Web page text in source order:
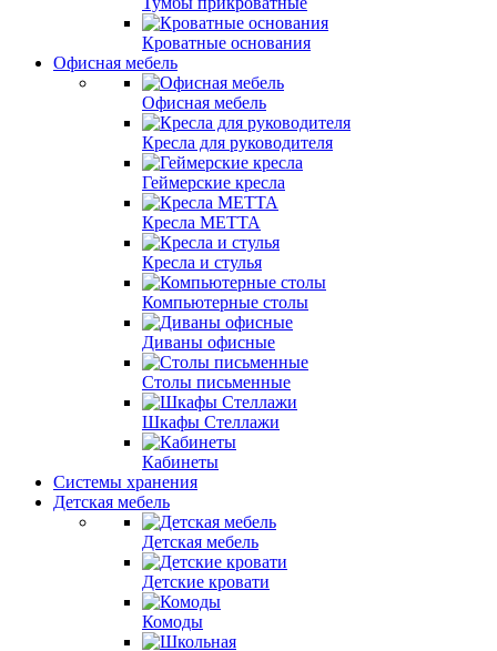
Кроватные основания
Офисная мебель
Офисная мебель
Кресла для руководителя
Геймерские кресла
Кресла МЕТТА
Кресла и стулья
Компьютерные столы
Диваны офисные
Столы письменные
Шкафы Стеллажи
Кабинеты
Системы хранения
Детская мебель
Детская мебель
Детские кровати
Комоды